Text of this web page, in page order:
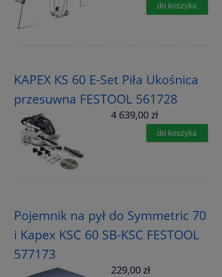
do koszyka
KAPEX KS 60 E-Set Piła Ukośnica
przesuwna FESTOOL 561728
4 639,00 zł
do koszyka
Pojemnik na pył do Symmetric 70
i Kapex KSC 60 SB-KSC FESTOOL
577173
229,00 zł